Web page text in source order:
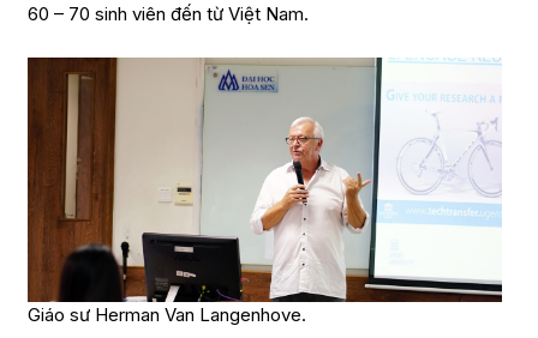
60 – 70 sinh viên đến từ Việt Nam.
Giáo sư Herman Van Langenhove.